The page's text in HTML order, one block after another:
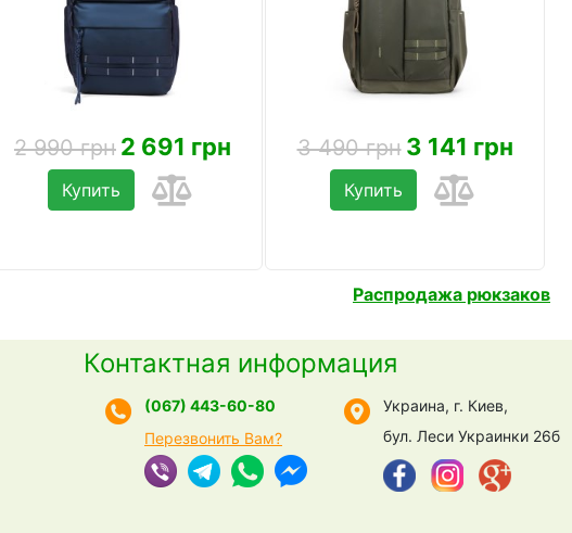
2 990 грн 2 691 грн
Купить
3 490 грн 3 141 грн
Купить
Распродажа рюкзаков
Контактная информация
(067) 443-60-80
Перезвонить Вам?
Украина, г. Киев,
бул. Леси Украинки 26б